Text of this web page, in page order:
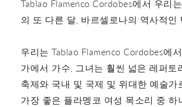
Tablao Flamenco Cordobes에서 우리
의 또 다른 달, 바르셀로나의 역사적
우리는 Tablao Flamenco Cordobes에
가에서 가수, 그녀는 훨씬 넓은 레퍼
축제와 국내 및 국제 및 위대한 예술
가장 좋은 플라멩코 여성 목소리 중 하